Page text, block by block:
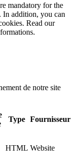
mandatory for the
In addition, you can
Read our
de notre site
Type Fournisseur
HTML Website